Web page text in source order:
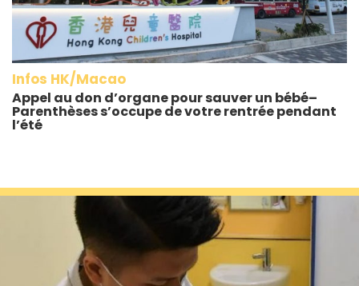
Infos HK/Macao
Appel au don d’organe pour sauver un bébé–
Parenthèses s’occupe de votre rentrée pendant
l’été